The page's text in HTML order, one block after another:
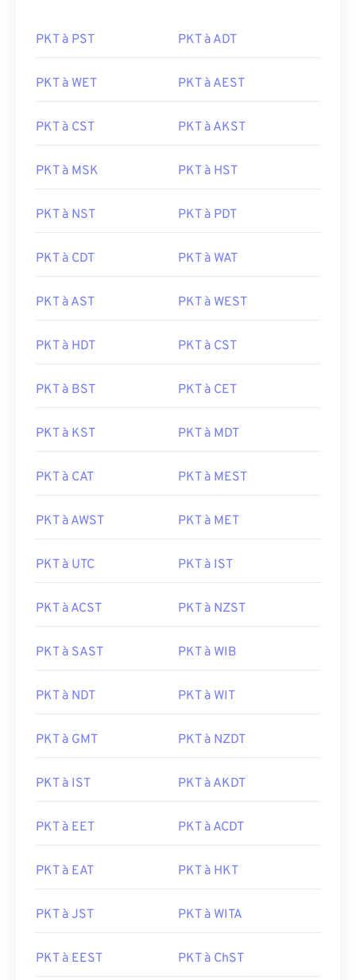
PKT à PST PKT à ADT
PKT à WET PKT à AEST
PKT à CST PKT à AKST
PKT à MSK PKT à HST
PKT à NST PKT à PDT
PKT à CDT PKT à WAT
PKT à AST PKT à WEST
PKT à HDT PKT à CST
PKT à BST PKT à CET
PKT à KST PKT à MDT
PKT à CAT PKT à MEST
PKT à AWST PKT à MET
PKT à UTC PKT à IST
PKT à ACST PKT à NZST
PKT à SAST PKT à WIB
PKT à NDT PKT à WIT
PKT à GMT PKT à NZDT
PKT à IST PKT à AKDT
PKT à EET PKT à ACDT
PKT à EAT PKT à HKT
PKT à JST PKT à WITA
PKT à EEST PKT à ChST